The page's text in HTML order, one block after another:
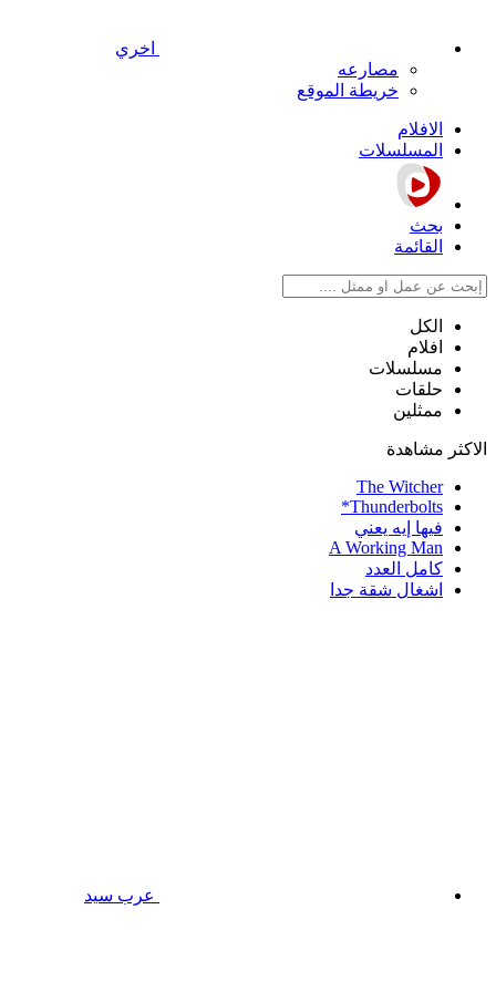
اخري
مصارعه
خريطة الموقع
الافلام
المسلسلات
بحث
القائمة
الكل
افلام
مسلسلات
حلقات
ممثلين
الاكثر مشاهدة
The Witcher
Thunderbolts*
فيها إيه يعني
A Working Man
كامل العدد
اشغال شقة جدا
عرب سيد